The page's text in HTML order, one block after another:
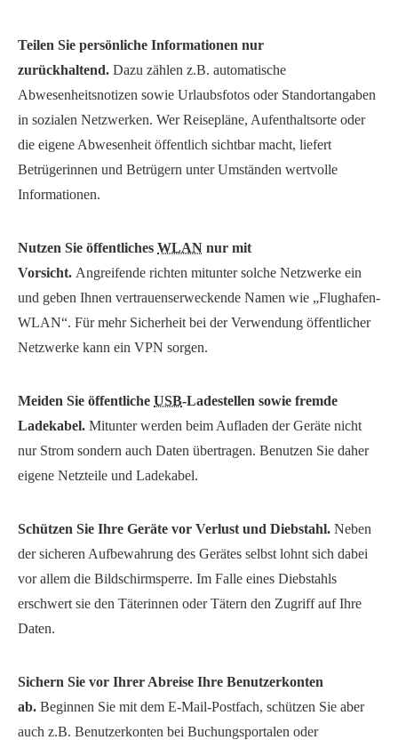
Teilen Sie persönliche Informationen nur
zurückhaltend. Dazu zählen z.B. automatische
Abwesenheitsnotizen sowie Urlaubsfotos oder Standortangaben
in sozialen Netzwerken. Wer Reisepläne, Aufenthaltsorte oder
die eigene Abwesenheit öffentlich sichtbar macht, liefert
Betrügerinnen und Betrügern unter Umständen wertvolle
Informationen.
Nutzen Sie öffentliches WLAN nur mit
Vorsicht. Angreifende richten mitunter solche Netzwerke ein
und geben Ihnen vertrauenserweckende Namen wie „Flughafen-
WLAN“. Für mehr Sicherheit bei der Verwendung öffentlicher
Netzwerke kann ein VPN sorgen.
Meiden Sie öffentliche USB-Ladestellen sowie fremde
Ladekabel. Mitunter werden beim Aufladen der Geräte nicht
nur Strom sondern auch Daten übertragen. Benutzen Sie daher
eigene Netzteile und Ladekabel.
Schützen Sie Ihre Geräte vor Verlust und Diebstahl. Neben
der sicheren Aufbewahrung des Gerätes selbst lohnt sich dabei
vor allem die Bildschirmsperre. Im Falle eines Diebstahls
erschwert sie den Täterinnen oder Tätern den Zugriff auf Ihre
Daten.
Sichern Sie vor Ihrer Abreise Ihre Benutzerkonten
ab. Beginnen Sie mit dem E-Mail-Postfach, schützen Sie aber
auch z.B. Benutzerkonten bei Buchungsportalen oder